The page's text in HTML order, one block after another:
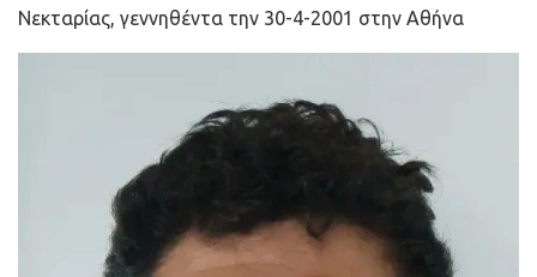
Νεκταρίας, γεννηθέντα την 30-4-2001 στην Αθήνα